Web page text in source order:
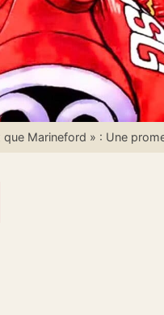
Marineford » : Une